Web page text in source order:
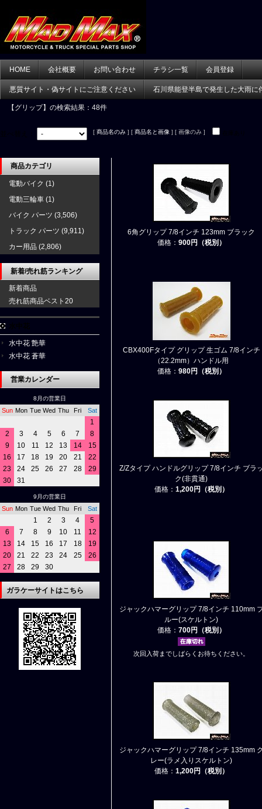
HOME 会社概要 お問い合わせ チラシ一覧 会員登録
悪質サイト・偽サイトにご注意ください 石川県能登半島で発生した大雨に
【グリップ】 の検索結果：48件
[ 商品名のみ ] [ 商品名と画像 ] [ 画像のみ ]
6角グリップ 7/8インチ 123mm ブラック
価格： 900円（税別）
CBX400Fタイプ グリップ 生ゴム 7/8インチ
（22.2mm）ハンドル用
価格： 980円（税別）
Z/Zタイプ ハンドルグリップ 7/8インチ ブラ
ク(非貫通)
価格： 1,200円（税別）
ジャックハマーグリップ 7/8インチ 110mm
ルー(スケルトン)
価格： 700円（税別）
次回入荷までしばらくお待ちください。
ジャックハマーグリップ 7/8インチ 135mm
レー(ラメ入りスケルトン)
価格： 1,200円（税別）
商品カテゴリ
電動バイク (1)
電動三輪車 (1)
バイク パーツ (3,506)
トラック パーツ (9,911)
カー用品 (2,806)
新着/売れ筋ランキング
新着商品
売れ筋商品ベスト20
水中花 艶華
水中花 蒼華
営業カレンダー
8月の営業日
Sun Mon Tue Wed Thu Fri Sat
1
2
3 4 5 6 7
8
9
10 11 12 13 14
15
16
17 18 19 20 21
22
23
24 25 26 27 28
29
30
31
9月の営業日
Sun Mon Tue Wed Thu Fri Sat
1 2 3 4
5
6
7 8 9 10 11
12
13
14 15 16 17 18
19
20
21 22 23 24 25
26
27
28 29 30
ガラケーサイトはこちら